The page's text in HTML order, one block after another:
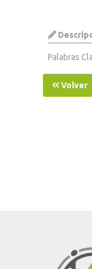
Palabras
Volver